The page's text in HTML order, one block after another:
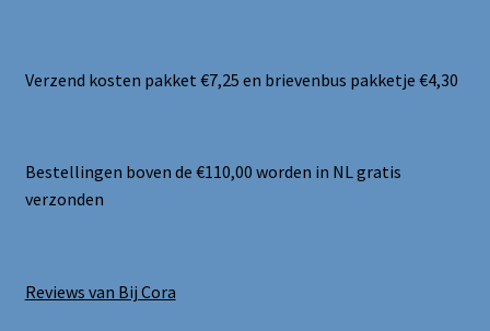
Verzend kosten pakket €7,25 en brievenbus pakketje €4,30
Bestellingen boven de €110,00 worden in NL gratis
verzonden
Reviews van Bij Cora